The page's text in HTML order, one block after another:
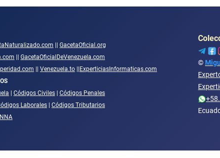
GacetaOficial.org
GacetaOficialDeVenezuela.com
Venezuela.to
ExperticiasInformaticas.com
Códigos Civiles
Códigos Penales
Laborales
Códigos Tributarios
©